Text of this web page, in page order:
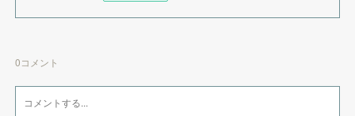
0コメント